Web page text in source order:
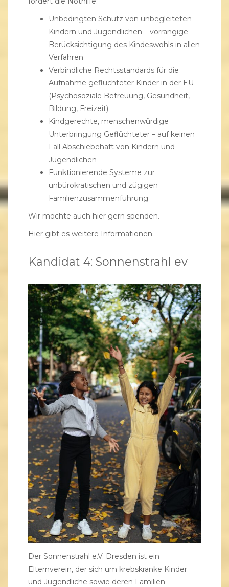
Unbedingten Schutz von unbegleiteten
Kindern und Jugendlichen – vorrangige
Berücksichtigung des Kindeswohls in allen
Verfahren
Verbindliche Rechtsstandards für die
Aufnahme geflüchteter Kinder in der EU
(Psychosoziale Betreuung, Gesundheit,
Bildung, Freizeit)
Kindgerechte, menschenwürdige
Unterbringung Geflüchteter – auf keinen
Fall Abschiebehaft von Kindern und
Jugendlichen
Funktionierende Systeme zur
unbürokratischen und zügigen
Familienzusammenführung
Wir möchte auch hier gern spenden.
Hier gibt es weitere Informationen.
Kandidat 4: Sonnenstrahl ev
Der Sonnenstrahl e.V. Dresden ist ein
Elternverein, der sich um krebskranke Kinder
und Jugendliche sowie deren Familien